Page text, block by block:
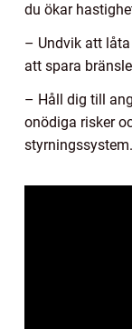
du ökar
– Undvik att
att spara
– Håll dig till
onödiga risker
styrningssystem.